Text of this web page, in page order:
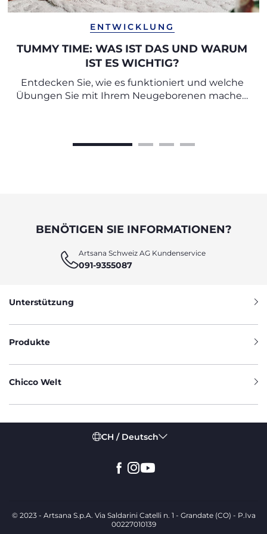
ENTWICKLUNG
TUMMY TIME: WAS IST DAS UND WARUM
IST ES WICHTIG?
Entdecken Sie, wie es funktioniert und welche
Übungen Sie mit Ihrem Neugeborenen machen
BENÖTIGEN SIE INFORMATIONEN?
Artsana Schweiz AG Kundenservice
091-9355087
Unterstützung
Produkte
Chicco Welt
CH / Deutsch
© 2023 - Artsana S.p.A. Via Saldarini Catelli n. 1 - Grandate (CO) - P.Iva
00227010139